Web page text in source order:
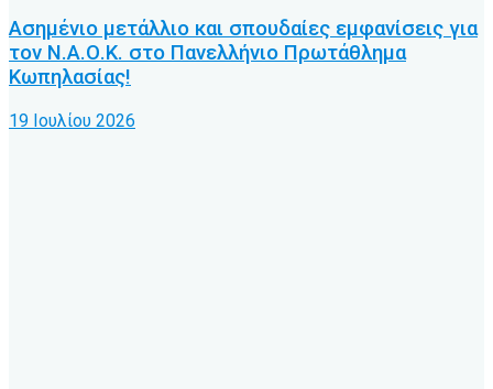
Ασημένιο μετάλλιο και σπουδαίες εμφανίσεις για
τον Ν.Α.Ο.Κ. στο Πανελλήνιο Πρωτάθλημα
Κωπηλασίας!
19 Ιουλίου 2026